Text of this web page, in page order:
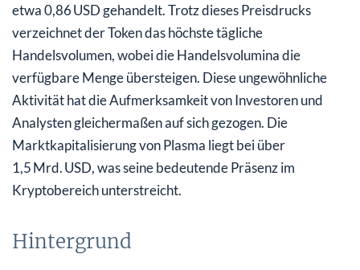
etwa 0,86 USD gehandelt. Trotz dieses Preisdrucks
verzeichnet der Token das höchste tägliche
Handelsvolumen, wobei die Handelsvolumina die
verfügbare Menge übersteigen. Diese ungewöhnliche
Aktivität hat die Aufmerksamkeit von Investoren und
Analysten gleichermaßen auf sich gezogen. Die
Marktkapitalisierung von Plasma liegt bei über
1,5 Mrd. USD, was seine bedeutende Präsenz im
Kryptobereich unterstreicht.
Hintergrund